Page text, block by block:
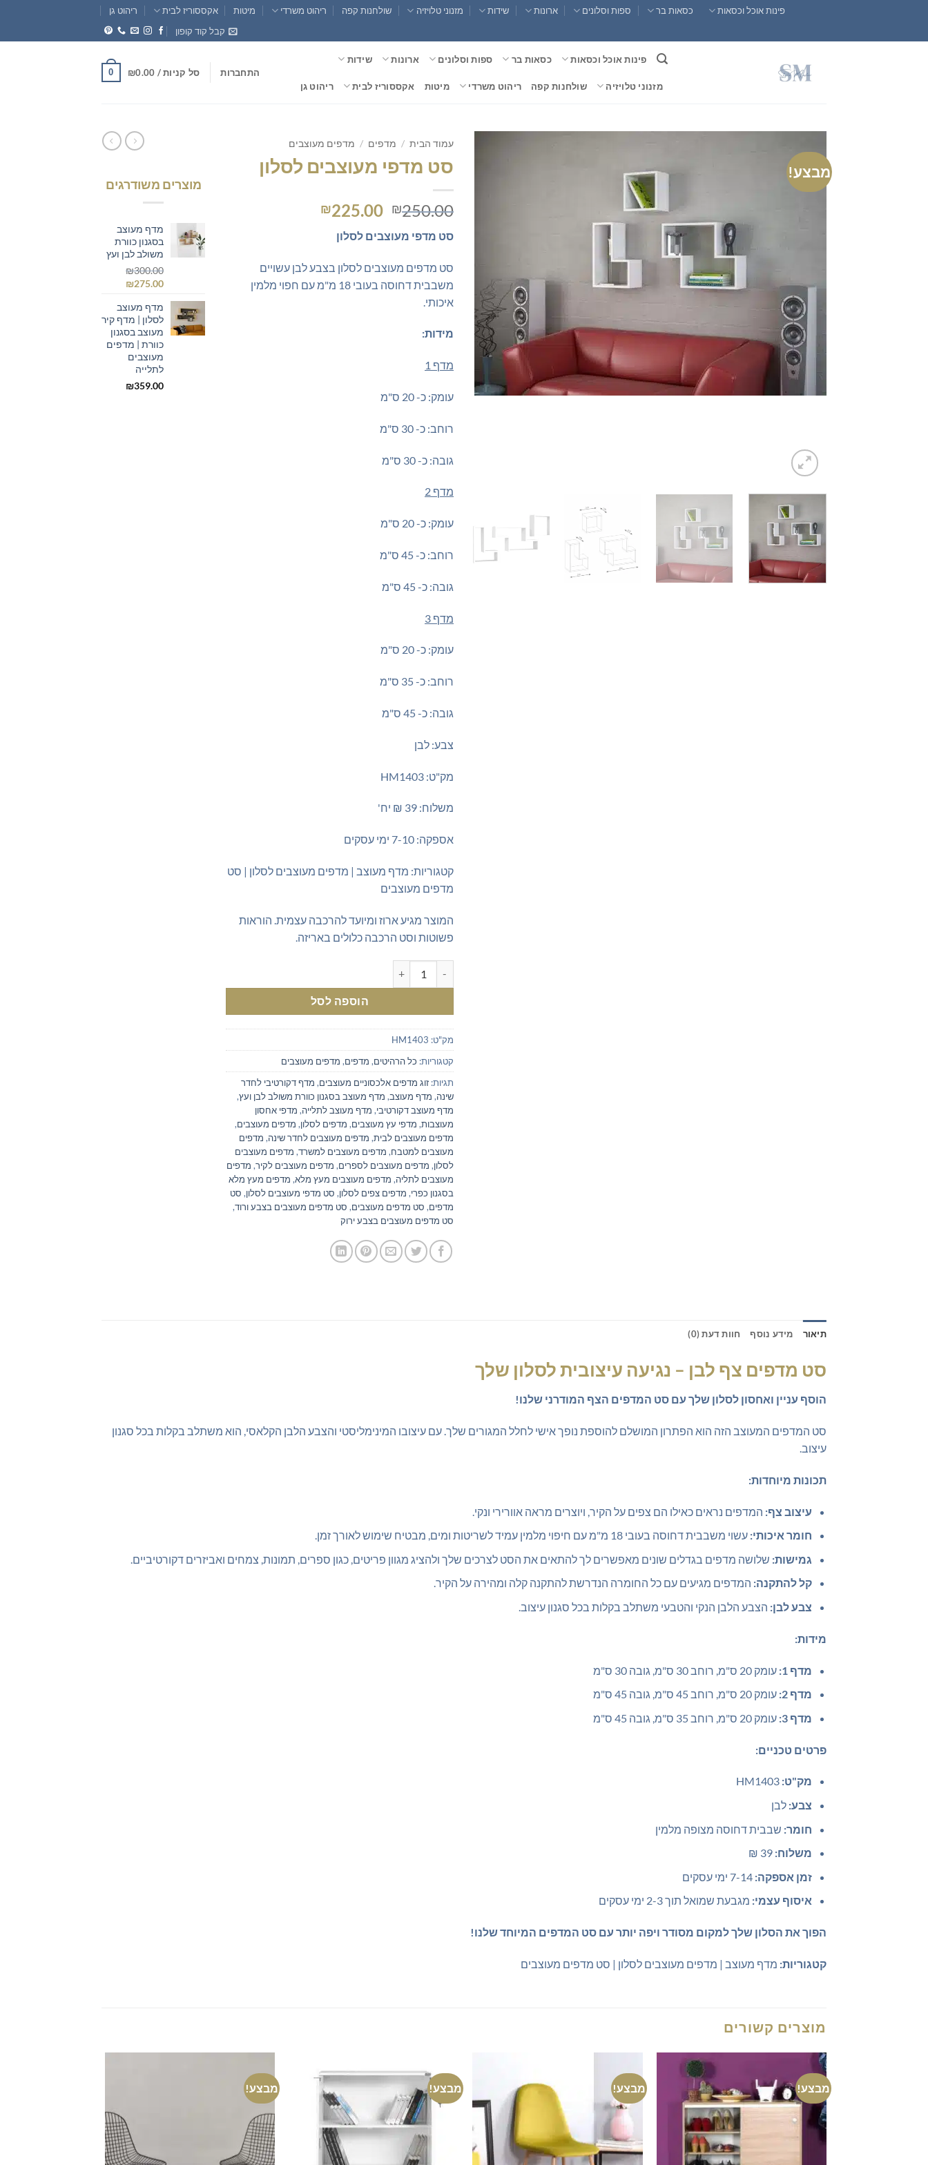
content
פינות אוכל וכסאות כסאות בר ספות וסלונים ארונות שידות מזנוני טלויזיה שולחנות קפה ריהוט משרדי מיטות אקססוריז לבית
ריהוט גן
קבל קוד קופון
פינות אוכל וכסאות כסאות בר ספות וסלונים ארונות שידות
מזנוני טלויזיה שולחנות קפה ריהוט משרדי מיטות אקססוריז לבית ריהוט גן
התחברות סל קניות / ₪0.00
0
מבצע!
עמוד הבית / מדפים / מדפים מעוצבים
סט מדפי מעוצבים לסלון
₪250.00
המחיר
היה:
₪250.00.
₪225.00
₪225.00.
סט מדפי מעוצבים לסלון
סט מדפים מעוצבים לסלון בצבע לבן עשויים
משבבית דחוסה בעובי 18 מ"מ עם חפוי מלמין
איכותי.
מידות:
מדף 1
עומק: כ- 20 ס"מ
רוחב: כ- 30 ס"מ
גובה: כ- 30 ס"מ
מדף 2
עומק: כ- 20 ס"מ
רוחב: כ- 45 ס"מ
גובה: כ- 45 ס"מ
מדף 3
עומק: כ- 20 ס"מ
רוחב: כ- 35 ס"מ
גובה: כ- 45 ס"מ
צבע: לבן
מק"ט: HM1403
משלוח: 39 ₪ יח'
אספקה: 7-10 ימי עסקים
קטגוריות: מדף מעוצב | מדפים מעוצבים לסלון | סט
מדפים מעוצבים
המוצר מגיע ארוז ומיועד להרכבה עצמית. הוראות
פשוטות וסט הרכבה כלולים באריזה.
הוספה לסל
מק"ט: HM1403
קטגוריות: כל הרהיטים, מדפים, מדפים מעוצבים
תגיות: זוג מדפים אלכסוניים מעוצבים, מדף דקורטיבי לחדר
שינה, מדף מעוצב, מדף מעוצב בסגנון כוורת משולב לבן ועץ,
מדף מעוצב דקורטיבי, מדף מעוצב לתלייה, מדפי אחסון
מעוצבות, מדפי עץ מעוצבים, מדפים לסלון, מדפים מעוצבים,
מדפים מעוצבים לבית, מדפים מעוצבים לחדר שינה, מדפים
מעוצבים למטבח, מדפים מעוצבים למשרד, מדפים מעוצבים
לסלון, מדפים מעוצבים לספרים, מדפים מעוצבים לקיר, מדפים
מעוצבים לתליה, מדפים מעוצבים מעץ מלא, מדפים מעץ מלא
בסגנון כפרי, מדפים צפים לסלון, סט מדפי מעוצבים לסלון, סט
מדפים, סט מדפים מעוצבים, סט מדפים מעוצבים בצבע ורוד,
סט מדפים מעוצבים בצבע ירוק
מוצרים משודרגים
מדף מעוצב
בסגנון כוורת
משולב לבן ועץ
₪300.00
המחיר
היה:
₪300.00.
₪275.00
הוא:
₪275.00.
מדף מעוצב
לסלון | מדף קיר
מעוצב בסגנון
כוורת | מדפים
מעוצבים
לתלייה
₪359.00
תיאור מידע נוסף חוות דעת (0)
סט מדפים צף לבן – נגיעה עיצובית לסלון שלך
הוסף עניין ואחסון לסלון שלך עם סט המדפים הצף המודרני שלנו!
סט המדפים המעוצב הזה הוא הפתרון המושלם להוספת נופך אישי לחלל המגורים שלך. עם עיצובו המינימליסטי והצבע הלבן הקלאסי, הוא משתלב בקלות בכל סגנון
עיצוב.
תכונות מיוחדות:
עיצוב צף: המדפים נראים כאילו הם צפים על הקיר, ויוצרים מראה אוורירי ונקי.
חומר איכותי: עשוי משבבית דחוסה בעובי 18 מ"מ עם חיפוי מלמין עמיד לשריטות ומים, מבטיח שימוש לאורך זמן.
גמישות: שלושה מדפים בגדלים שונים מאפשרים לך להתאים את הסט לצרכים שלך ולהציג מגוון פריטים, כגון ספרים, תמונות, צמחים ואביזרים דקורטיביים.
קל להתקנה: המדפים מגיעים עם כל החומרה הנדרשת להתקנה קלה ומהירה על הקיר.
צבע לבן: הצבע הלבן הנקי והטבעי משתלב בקלות בכל סגנון עיצוב.
מידות:
מדף 1:
עומק 20 ס"מ, רוחב 30 ס"מ, גובה 30 ס"מ
מדף 2:
עומק 20 ס"מ, רוחב 45 ס"מ, גובה 45 ס"מ
מדף 3:
עומק 20 ס"מ, רוחב 35 ס"מ, גובה 45 ס"מ
פרטים טכניים:
מק"ט:
צבע: לבן
חומר: שבבית דחוסה מצופה מלמין
משלוח:
זמן אספקה:
איסוף עצמי: מגבעת שמואל תוך 2-3 ימי עסקים
הפוך את הסלון שלך למקום מסודר ויפה יותר עם סט המדפים המיוחד שלנו!
קטגוריות: מדף מעוצב | מדפים מעוצבים לסלון | סט מדפים מעוצבים
מוצרים קשורים
מבצע! מבצע! מבצע! מבצע!